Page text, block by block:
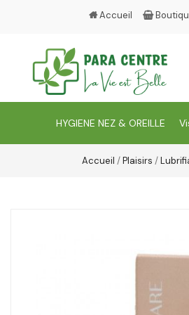
Accueil
HYGIENE NEZ & OREILLE
Accueil /Plaisirs /